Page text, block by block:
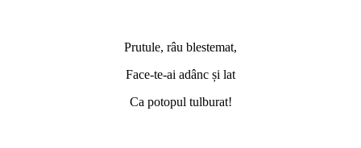
Prutule, râu blestemat,
Face-te-ai adânc și lat
Ca potopul tulburat!